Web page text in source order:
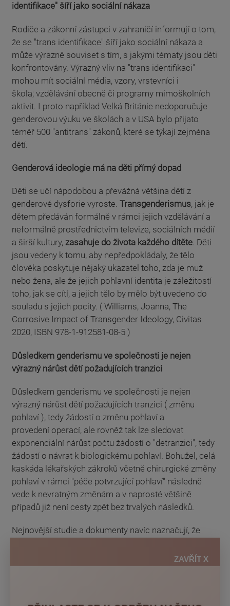
identifikace" šíří jako sociální nákaza
Rodiče a zákonní zástupci v zahraničí informují o tom,
že se "trans identifikace" šíří jako sociální nákaza a
může výrazně souviset s tím, s jakými tématy jsou děti
konfrontovány. Výrazný vliv na "trans identifikaci"
mohou mít sociální média, vzory, vrstevníci i
škola; vzdělávání obecně či programy mimoškolních
aktivit. I proto například Velká Británie nedoporučuje
genderovou výuku ve školách a v USA bylo přijato
téměř 500 "antitrans" zákonů, které se týkají zejména
dětí.
Genderová ideologie má na děti přímý dopad
Děti se učí nápodobou a převážná většina dětí z
genderové dysforie vyroste. Transgenderismus, jak je
dětem předáván formálně v rámci jejich vzdělávání a
neformálně prostřednictvím televize, sociálních médií
a širší kultury, zasahuje do života každého dítěte. Děti
jsou vedeny k tomu, aby nepředpokládaly, že tělo
člověka poskytuje nějaký ukazatel toho, zda je muž
nebo žena, ale že jejich pohlavní identita je záležitostí
toho, jak se cítí, a jejich tělo by mělo být uvedeno do
souladu s jejich pocity. ( Williams, Joanna, The
Corrosive Impact of Transgender Ideology, Civitas
2020, ISBN 978-1-912581-08-5 )
Důsledkem genderismu ve společnosti je nejen
výrazný nárůst dětí požadujících tranzici
Důsledkem genderismu ve společnosti je nejen
výrazný nárůst dětí požadujících tranzici ( změnu
pohlaví ), tedy žádostí o změnu pohlaví a
provedení operací, ale rovněž tak lze sledovat
exponenciální nárůst počtu žádostí o "detranzici", tedy
žádostí o návrat k biologickému pohlaví. Bohužel, celá
kaskáda lékařských zákroků včetně chirurgické změny
pohlaví v rámci "péče potvrzující pohlaví" následně
vede k nevratným změnám a v naprosté většině
případů již není cesty zpět bez trvalých následků.
Nejnovější studie a dokumenty navíc naznačují, že
apod. nebyly vhodně interpretovány, výsledky byly
často nekriticky přejímány a nebo že s výsledky těchto
ZAVŘÍT X